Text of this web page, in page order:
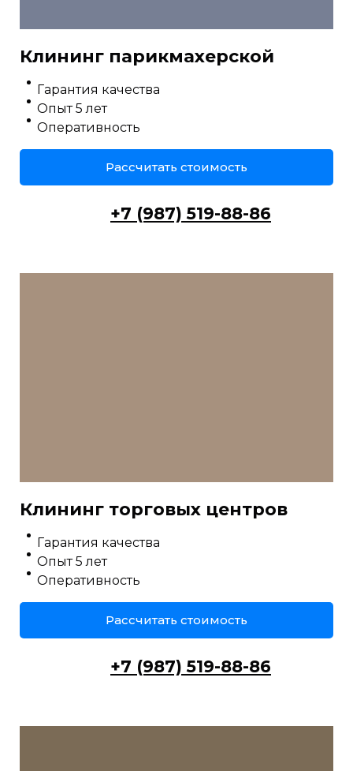
Клининг парикмахерской
Гарантия качества
Опыт 5 лет
Оперативность
Рассчитать стоимость
+7 (987) 519-88-86
Клининг торговых центров
Гарантия качества
Опыт 5 лет
Оперативность
Рассчитать стоимость
+7 (987) 519-88-86